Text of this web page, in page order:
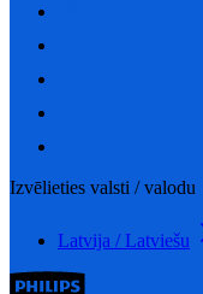
Izvēlieties valsti / valodu
Latvija / Latviešu